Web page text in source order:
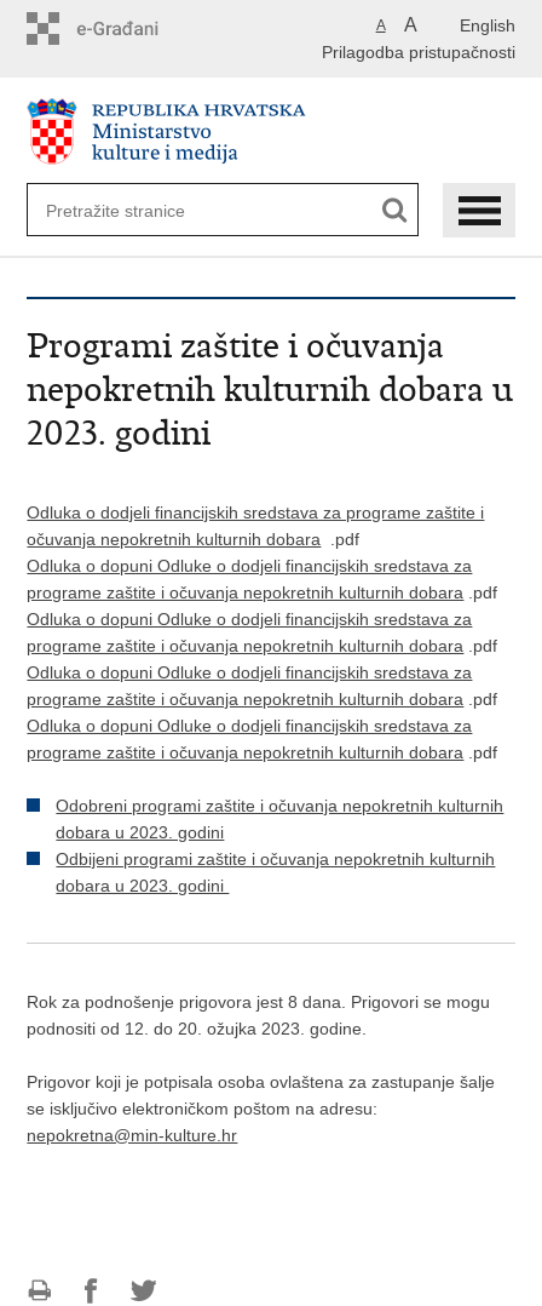
English
A A
Prilagodba pristupačnosti
Programi zaštite i očuvanja
nepokretnih kulturnih dobara u
2023. godini
Odluka o dodjeli financijskih sredstava za programe zaštite i
očuvanja nepokretnih kulturnih dobara .pdf
Odluka o dopuni Odluke o dodjeli financijskih sredstava za
programe zaštite i očuvanja nepokretnih kulturnih dobara .pdf
Odluka o dopuni Odluke o dodjeli financijskih sredstava za
programe zaštite i očuvanja nepokretnih kulturnih dobara .pdf
Odluka o dopuni Odluke o dodjeli financijskih sredstava za
programe zaštite i očuvanja nepokretnih kulturnih dobara .pdf
Odluka o dopuni Odluke o dodjeli financijskih sredstava za
programe zaštite i očuvanja nepokretnih kulturnih dobara .pdf
Odobreni programi zaštite i očuvanja nepokretnih kulturnih
dobara u 2023. godini
Odbijeni programi zaštite i očuvanja nepokretnih kulturnih
dobara u 2023. godini
Rok za podnošenje prigovora jest 8 dana. Prigovori se mogu
podnositi od 12. do 20. ožujka 2023. godine.
Prigovor koji je potpisala osoba ovlaštena za zastupanje šalje
se isključivo elektroničkom poštom na adresu:
nepokretna@min-kulture.hr